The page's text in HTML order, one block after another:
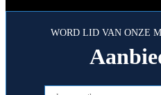
WORD LID VAN ONZE